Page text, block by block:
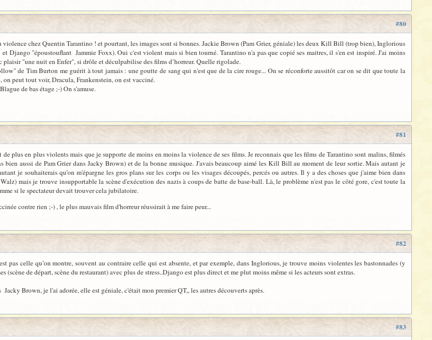
#80
violence chez Quentin Tarantino ! et pourtant, les images sont si bonnes. Jackie Brown (Pam Grier, géniale) les deux Kill Bill (trop bien), Inglorious
Django "époustouflant Jammie Foxx). Oui c'est violent mais si bien tourné. Tarantino n'a pas que copié ses maitres, il s'en est inspiré. J'ai moins
"une nuit en Enfer", si drôle et déculpabilise des films d’horreur. Quelle rigolade.
de Tim Burton me guérit à tout jamais : une goutte de sang qui n'est que de la cire rouge... On se réconforte aussitôt car on se dit que toute la
peut tout voir, Dracula, Frankenstein, on est vacciné.
de bas étage ;-) On s'amuse.
#81
plus en plus violents mais que je supporte de moins en moins la violence de ses films. Je reconnais que les films de Tarantino sont malins, filmés
bien aussi de Pam Grier dans Jacky Brown) et de la bonne musique. J'avais beaucoup aimé les Kill Bill au moment de leur sortie. Mais autant je
je souhaiterais qu'on m'épargne les gros plans sur les corps ou les visages découpés, percés ou autres. Il y a des choses que j'aime bien dans
mais je trouve insupportable la scène d'exécution des nazis à coups de batte de base-ball. Là, le problème n'est pas le côté gore, c'est toute la
si le spectateur devait trouver cela jubilatoire.
contre rien ;-) , le plus mauvais film d'horreur réussirait à me faire peur...
#82
pas celle qu’on montre, souvent au contraire celle qui est absente, et par exemple, dans Inglorious, je trouve moins violentes les bastonnades (y
(scène de départ, scène du restaurant) avec plus de stress..Django est plus direct et me plut moins même si les acteurs sont extras.
Brown, je l'ai adorée, elle est géniale, c'était mon premier QT,, les autres découverts après.
#83